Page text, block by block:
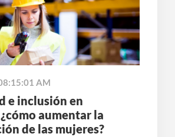
AM
e inclusión en
aumentar la
de las mujeres?